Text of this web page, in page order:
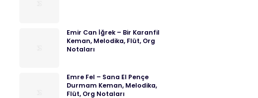
Emir Can İğrek – Bir Karanfil
Keman, Melodika, Flüt, Org
Notaları
Emre Fel – Sana El Pençe
Durmam Keman, Melodika,
Flüt, Org Notaları